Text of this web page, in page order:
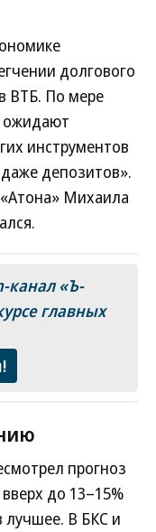
долгового
ВТБ. По мере
ожидают
инструментов
депозитов».
Михаила
канал «Ъ-
главных
прогноз
до 13–15%
лучшее. В БКС и